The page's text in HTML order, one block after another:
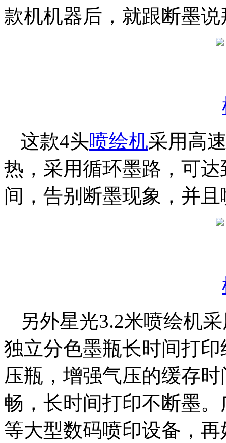
款机机器后，就跟断墨
这款4头喷绘机采用高
热，采用循环墨路，可
间，告别断墨现象，并
另外星光3.2米喷绘机
独立分色墨瓶长时间打
压瓶，增强气压的缓存
畅，长时间打印不断墨
等大型数码喷印设备，